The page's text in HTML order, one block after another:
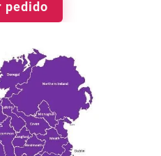
pedido